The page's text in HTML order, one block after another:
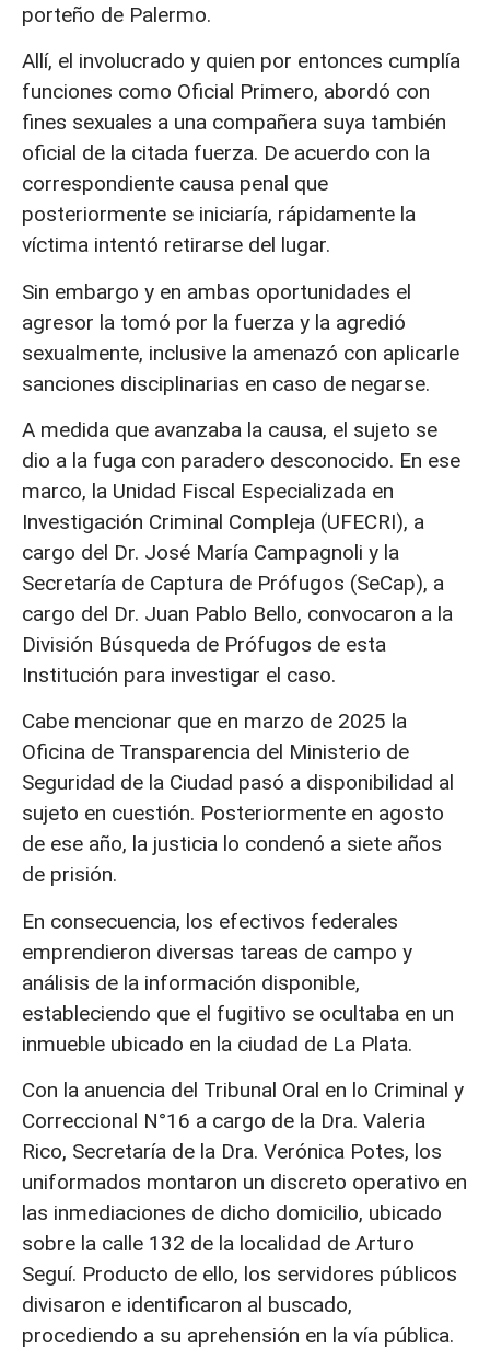
porteño de Palermo.
Allí, el involucrado y quien por entonces cumplía
funciones como Oficial Primero, abordó con
fines sexuales a una compañera suya también
oficial de la citada fuerza. De acuerdo con la
correspondiente causa penal que
posteriormente se iniciaría, rápidamente la
víctima intentó retirarse del lugar.
Sin embargo y en ambas oportunidades el
agresor la tomó por la fuerza y la agredió
sexualmente, inclusive la amenazó con aplicarle
sanciones disciplinarias en caso de negarse.
A medida que avanzaba la causa, el sujeto se
dio a la fuga con paradero desconocido. En ese
marco, la Unidad Fiscal Especializada en
Investigación Criminal Compleja (UFECRI), a
cargo del Dr. José María Campagnoli y la
Secretaría de Captura de Prófugos (SeCap), a
cargo del Dr. Juan Pablo Bello, convocaron a la
División Búsqueda de Prófugos de esta
Institución para investigar el caso.
Cabe mencionar que en marzo de 2025 la
Oficina de Transparencia del Ministerio de
Seguridad de la Ciudad pasó a disponibilidad al
sujeto en cuestión. Posteriormente en agosto
de ese año, la justicia lo condenó a siete años
de prisión.
En consecuencia, los efectivos federales
emprendieron diversas tareas de campo y
análisis de la información disponible,
estableciendo que el fugitivo se ocultaba en un
inmueble ubicado en la ciudad de La Plata.
Con la anuencia del Tribunal Oral en lo Criminal y
Correccional N°16 a cargo de la Dra. Valeria
Rico, Secretaría de la Dra. Verónica Potes, los
uniformados montaron un discreto operativo en
las inmediaciones de dicho domicilio, ubicado
sobre la calle 132 de la localidad de Arturo
Seguí. Producto de ello, los servidores públicos
divisaron e identificaron al buscado,
procediendo a su aprehensión en la vía pública.